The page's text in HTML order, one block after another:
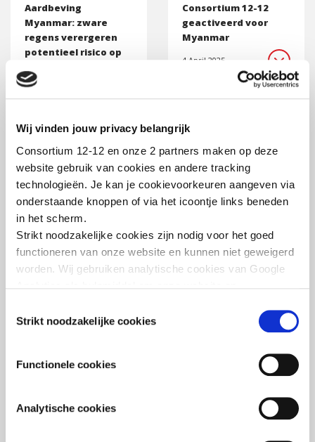
Wij vinden jouw privacy belangrijk
Consortium 12-12 en onze 2 partners maken op deze
website gebruik van cookies en andere tracking
technologieën. Je kan je cookievoorkeuren aangeven via
onderstaande knoppen of via het icoontje links beneden
in het scherm.
Strikt noodzakelijke cookies zijn nodig voor het goed
functioneren van onze website en kunnen niet geweigerd
worden. Wij gebruiken analytische cookies van Google
zorgen ervoor dat je de embedded video’s van YouTube
spamfilter te activeren. Wij en onze partners gebruiken
marketingcookies om je surfgedrag in kaart te brengen
er meer over in onze
Strikt noodzakelijke cookies
Functionele cookies
Analytische cookies
Aardbeving
Myanmar: zware
regens verergeren
potentieel risico op
7 April 2025
Consortium 12-12
geactiveerd voor
Myanmar
4 April 2025
OEKRAÏNE 12-12
3 jaar oorlog, 1
humanitaire ramp
3 Maart 2025
AARDBEVING SYRIË -
Solidariteit maakt
het verschil!
15 Maart 2023
1,8 miljoen opgehaald
7 Maart 2023
6 maart een echte